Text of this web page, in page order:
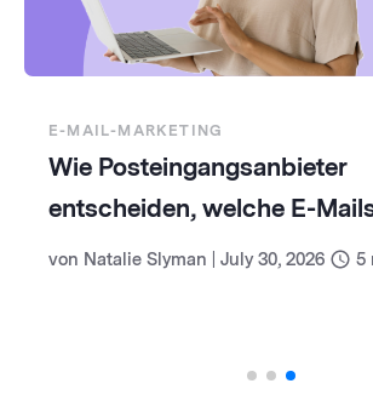
E-MAIL-MARKETING
Wie Posteingangsanbieter
entscheiden, welche E-
(und wie Sie damit
von Natalie Slyman July 30, 2026 5